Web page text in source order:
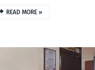
READ MORE »